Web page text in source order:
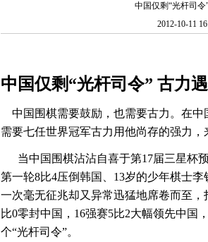
中国仅剩“光杆司
2012-10-11
中国仅剩“光杆司令” 古力
中国围棋需要鼓励，也需要古力。在中
需要七任世界冠军古力用他尚存的强力，
当中国围棋沾沾自喜于第17届三星杯
第一轮8比4压倒韩国、13岁的少年棋士
一次毫无征兆却又异常迅猛地席卷而至
比0零封中国，16强赛5比2大幅领先中国
个“光杆司令”。